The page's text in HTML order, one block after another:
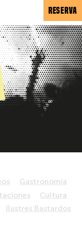
RESERVA
Gastronomía
Cultura
Ilustres Bastardos